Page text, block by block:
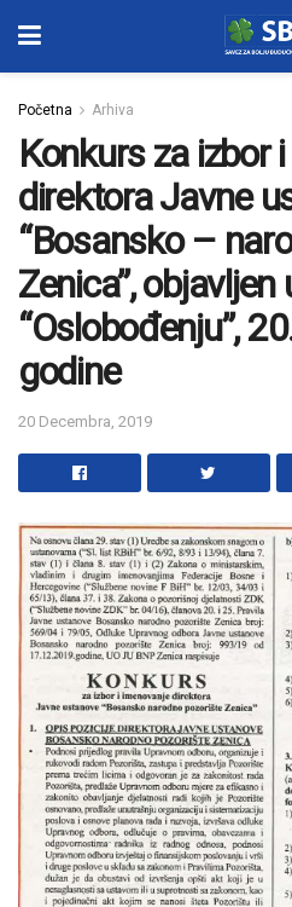
Početna Arhiva
Konkurs za izbor
direktora Javne
“Bosansko –
Zenica”, objavljen
“Oslobođenju”,
godine
20 Decembra, 2019